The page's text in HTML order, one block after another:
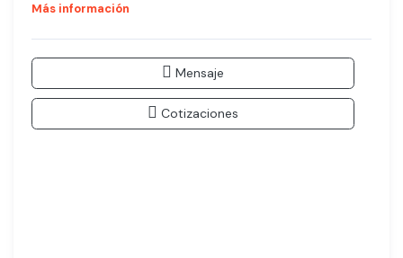
Más información
Mensaje
Cotizaciones